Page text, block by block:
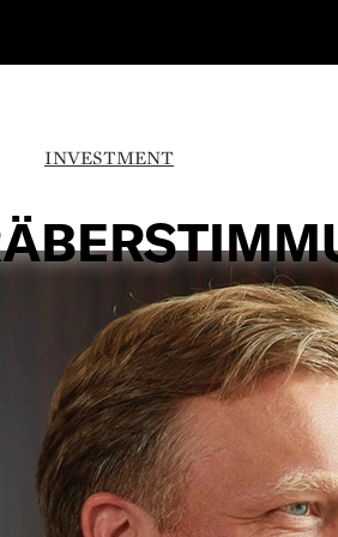
INVESTMENT